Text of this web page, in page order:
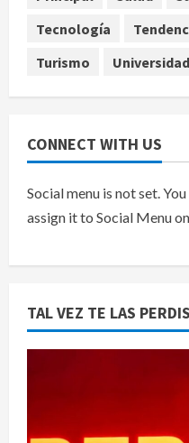
Tecnología
Turismo
CONNECT WITH US
Social menu is not set.
assign it to Social Menu
TAL VEZ TE LAS